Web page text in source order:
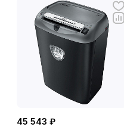
45 543 ₽